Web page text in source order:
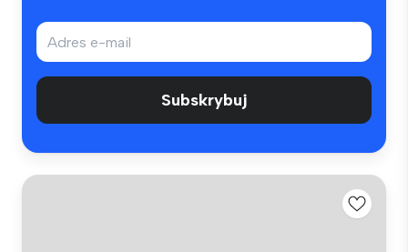
Subskrybuj